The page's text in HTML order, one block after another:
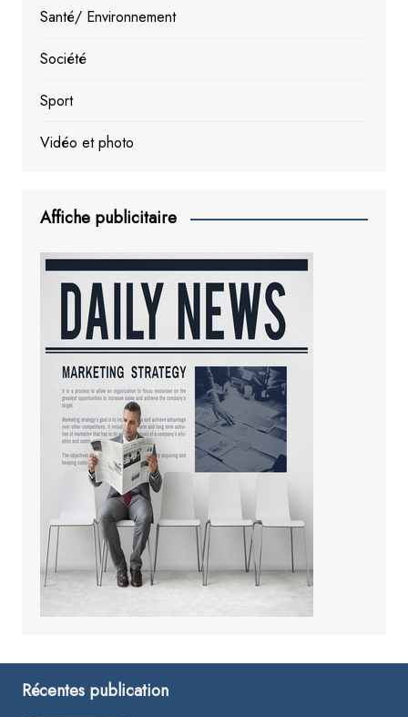
Santé/ Environnement
Société
Sport
Vidéo et photo
Affiche publicitaire
Récentes publication